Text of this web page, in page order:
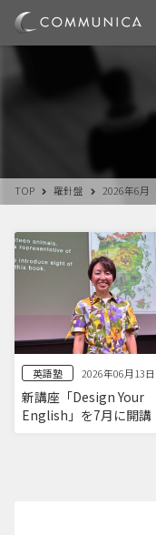
TOP 羅針盤 2026年6月
英語塾 2026年06月13日
新講座「Design Your
English」を7月に開講